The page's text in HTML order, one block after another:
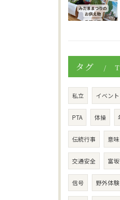
タグ
私立 イベント
PTA 体操
伝統行事 意味
交通安全 富
信号 野外体験